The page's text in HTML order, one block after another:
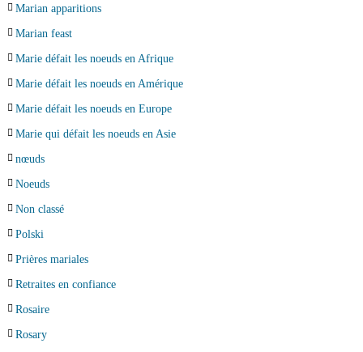
Marian apparitions
Marian feast
Marie défait les noeuds en Afrique
Marie défait les noeuds en Amérique
Marie défait les noeuds en Europe
Marie qui défait les noeuds en Asie
nœuds
Noeuds
Non classé
Polski
Prières mariales
Retraites en confiance
Rosaire
Rosary